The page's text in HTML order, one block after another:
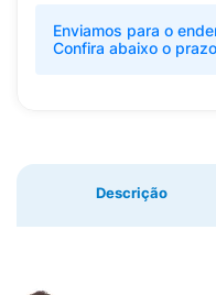
Enviamos para o
Confira abaixo o
Descrição